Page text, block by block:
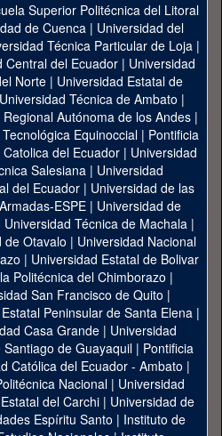
Superior Politécnica del Litoral
de Cuenca| Universidad del
Técnica Particular de Loja|
Central del Ecuador| Universidad
Norte | Universidad Estatal de
Universidad Técnica de Ambato |
Autónoma de los Andes|
Equinoccial| Pontificia
del Ecuador | Universidad
Salesiana | Universidad
del Ecuador | Universidad de las
ESPE | Universidad de
Universidad Técnica de Machala|
de Otavalo | Universidad Nacional
| Universidad Estatal de Bolivar
Politécnica del Chimborazo |
San Francisco de Quito |
Peninsular de Santa Elena|
Casa Grande | Universidad
Santiago de Guayaquil| Pontificia
Católica del Ecuador - Ambato |
Nacional| Universidad
del Carchi| Universidad de
Espíritu Santo | Instituto de